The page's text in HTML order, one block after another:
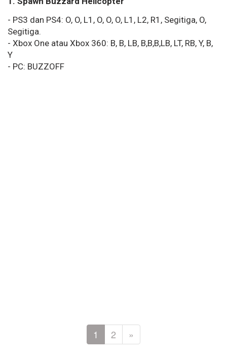
- PS3 dan PS4: O, O, L1, O, O, O, L1, L2, R1, Segitiga, O,
Segitiga.
- Xbox One atau Xbox 360: B, B, LB, B,B,B,LB, LT, RB, Y, B,
Y
- PC: BUZZOFF
1 2 »